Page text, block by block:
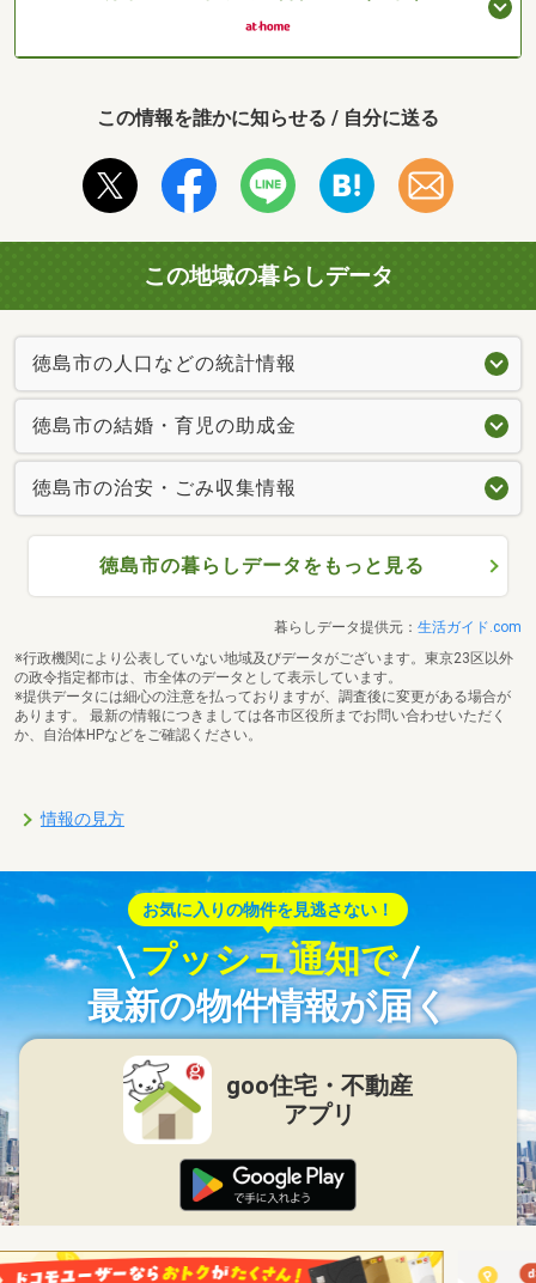
この情報を誰かに知らせる / 自分に送る
この地域の暮らしデータ
徳島市の人口などの統計情報
徳島市の結婚・育児の助成金
徳島市の治安・ごみ収集情報
徳島市の暮らしデータをもっと見る
暮らしデータ提供元： 生活ガイド.com
※行政機関により公表していない地域及びデータがございます。東京23区以外
の政令指定都市は、市全体のデータとして表示しています。
※提供データには細心の注意を払っておりますが、調査後に変更がある場合が
あります。 最新の情報につきましては各市区役所までお問い合わせいただく
か、自治体HPなどをご確認ください。
情報の見方
お気に入りの物件を見逃さない！
プッシュ通知で
最新の物件情報が届く
goo住宅・不動産
アプリ